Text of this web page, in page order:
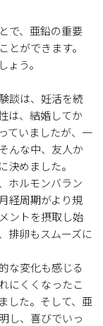
で、亜鉛の重要
とができます。
う。
談は、妊活を続
は、結婚してか
ていましたが、一
んな中、友人か
決めました。
ホルモンバラン
経周期がより規
ントを摂取し始
排卵もスムーズに
な変化も感じる
にくくなったこ
した。そして、亜
し、喜びでいっ